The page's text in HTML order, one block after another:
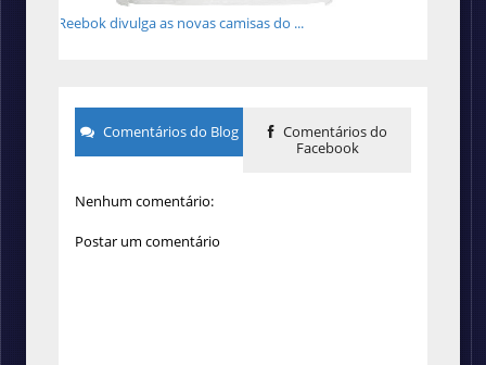
Reebok divulga as novas camisas do ...
Comentários do Blog
Comentários do
Facebook
Nenhum comentário:
Postar um comentário